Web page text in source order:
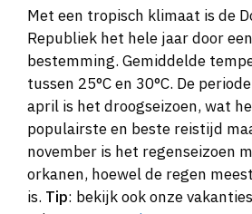
Republiek het hele jaar door
bestemming. Gemiddelde
tussen 25°C en 30°C. De
april is het droogseizoen, wat
populairste en beste reistijd
november is het regenseizoen
orkanen, hoewel de regen
is.Tip: bekijk ook onze
reizen naarMexico.